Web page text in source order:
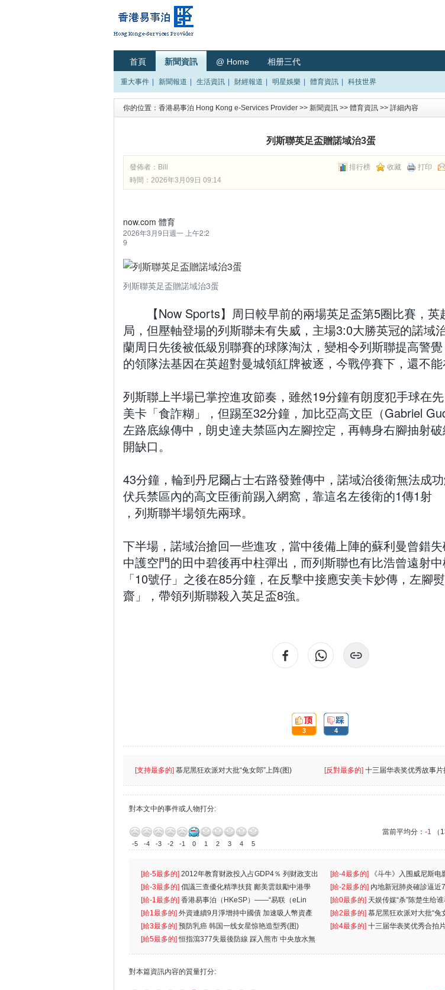
首頁 新聞資訊 @ Home 相册三代
重大事件 新聞報道 生活資訊 財經報道 明星娛樂 體育資訊 科技世界
你的位置： 香港易事泊 Hong Kong e-Services Provider >> 新聞資訊 >> 體育資訊 >> 詳細內容
列斯聯英足盃贈諾域治3蛋
排行榜 收藏 打印
發佈者： Bill
時間：2026年3月09日 09:14
now.com 體育
2026年3月9日週一 上午2:2
9
列斯聯英足盃贈諾域治3蛋
【Now Sports】周日較早前的兩場英足盃第5圈比賽，英
局，但壓軸登場的列斯聯未有失威，主場3:0大勝英冠的諾域
蘭周日先後被低級別聯賽的球隊淘汰，變相令列斯聯提高警
的領隊法基因在英超對曼城領紅牌被逐，今戰停賽下，還不能
列斯聯上半場已掌控進攻節奏，雖然19分鐘有朗度犯手球在
美卡「食詐糊」，但踢至32分鐘，加比亞高文臣（Gabriel
左路底線傳中，朗史達夫禁區內左腳控定，再轉身右腳抽射
開缺口。
43分鐘，輪到丹尼爾占士右路發難傳中，諾域治後衛無法成
伏兵禁區內的高文臣衝前踢入網窩，靠這名左後衛的1傳1射
，列斯聯半場領先兩球。
下半場，諾域治搶回一些進攻，當中後備上陣的蘇利曼曾錯
中護空門的田中碧後再中柱彈出，而列斯聯也有比浩曾遠射
「10號仔」之後在85分鐘，在反擊中接應安美卡妙傳，左腳
齋」，帶領列斯聯殺入英足盃8強。
頂:
3
踩:
4
[支持最多的] 慕尼黑狂欢派对大批“兔女郎”上阵(图) [反對最多的] 十三届华表奖优秀故事
對本文中的事件或人物打分:
-5 -4 -3 -2 -1 0 1 2 3 4 5
當前平均分： -1 （
[給-5最多的] 2012年教育财政投入占GDP4％ 列财政支出
首位
[給-4最多的]
《斗牛》入围威尼斯
一
[給-3最多的] 倡議三查優化精準扶貧 鄺美雲鼓勵中港學
生
[給-2最多的] 內地新冠肺炎確診逼近
人
[給-1最多的] 香港易事泊（HKeSP）——“易联（eLin
k）”项目
[給0最多的] 天娱传媒“杀”陈楚生给
[給1最多的] 外資連續9月淨增持中國債 加速吸人幣資產 [給2最多的] 慕尼黑狂欢派对大批“兔
[給3最多的] 预防乳癌 韩国一线女星惊艳造型秀(图) [給4最多的] 十三届华表奖优秀合拍
[給5最多的]恒指瀉377失最後防線 踩入熊市 中央放水無
對本篇資訊內容的質量打分: